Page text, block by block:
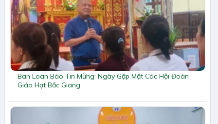
Ban Loan Báo Tin Mừng: Ngày Gặp Mặt Các Hội Đoàn
Giáo Hạt Bắc Giang